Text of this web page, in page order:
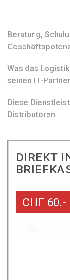
Beratung,
Was das
seinen IT-
Diese
Distributoren
DIREKT
CHF 60.-